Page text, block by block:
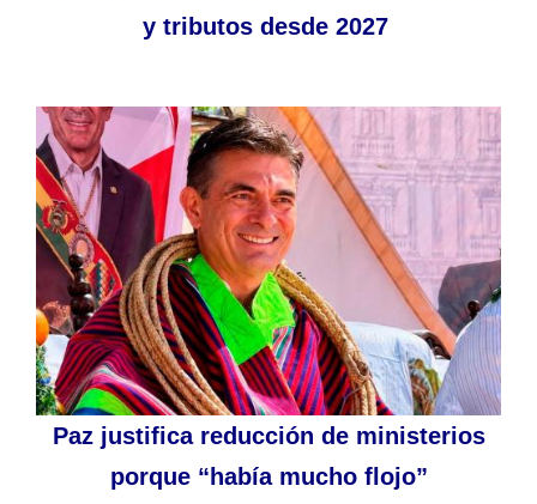
y tributos desde 2027
Paz justifica reducción de ministerios
porque “había mucho flojo”